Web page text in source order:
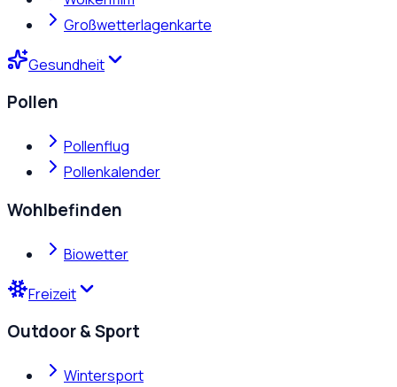
Großwetterlagenkarte
Gesundheit
Pollen
Pollenflug
Pollenkalender
Wohlbefinden
Biowetter
Freizeit
Outdoor & Sport
Wintersport